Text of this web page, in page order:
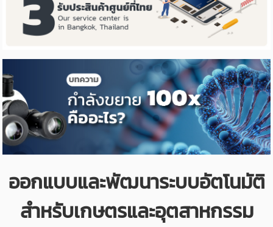
ออกแบบและพัฒนาระบบอัตโนมัติ
สำหรับเกษตรและอุตสาหกรรม